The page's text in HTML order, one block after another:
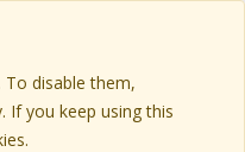
disable them,
If you keep using this